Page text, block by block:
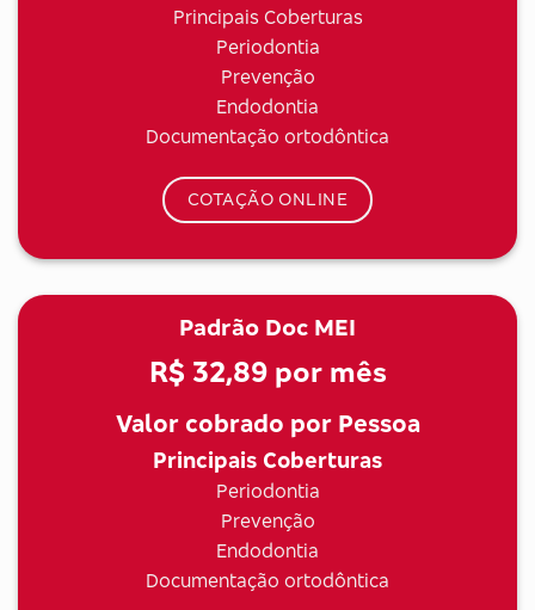
Principais Coberturas
Periodontia
Prevenção
Endodontia
Documentação ortodôntica
COTAÇÃO ONLINE
Padrão Doc MEI
R$ 32,89por mês
Valor cobrado por Pessoa
Principais Coberturas
Periodontia
Prevenção
Endodontia
Documentação ortodôntica